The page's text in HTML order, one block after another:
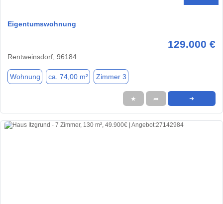
Eigentumswohnung
129.000 €
Rentweinsdorf, 96184
Wohnung ca. 74,00 m² Zimmer 3
★ ➦ ➜